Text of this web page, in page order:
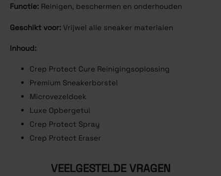
Functie: Reinigen, beschermen en onderhouden
Geschikt voor: Vrijwel alle sneaker materialen
Inhoud:
Crep Protect Cure Reinigingsoplossing
Premium Sneakerborstel
Microvezeldoek
Luxe Opbergetui
Crep Protect Spray
Crep Protect Eraser
VEELGESTELDE VRAGEN